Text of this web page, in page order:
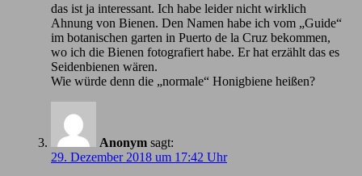
das ist ja interessant. Ich habe leider nicht wirklich
Ahnung von Bienen. Den Namen habe ich vom „Guide“
im botanischen garten in Puerto de la Cruz bekommen,
wo ich die Bienen fotografiert habe. Er hat erzählt das es
Seidenbienen wären.
Wie würde denn die „normale“ Honigbiene heißen?
Anonym sagt:
29. Dezember 2018 um 17:42 Uhr